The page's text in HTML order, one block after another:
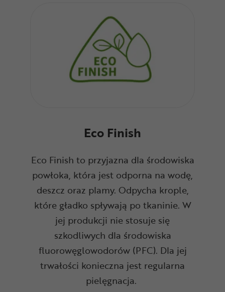
Eco Finish
Eco Finish to przyjazna dla środowiska
powłoka, która jest odporna na wodę,
deszcz oraz plamy. Odpycha krople,
które gładko spływają po tkaninie. W
jej produkcji nie stosuje się
szkodliwych dla środowiska
fluorowęglowodorów (PFC). Dla jej
trwałości konieczna jest regularna
pielęgnacja.